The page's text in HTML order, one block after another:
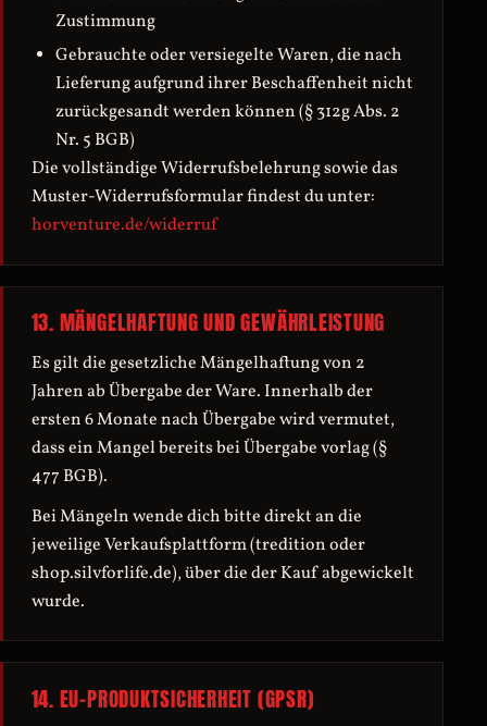
Zustimmung
Gebrauchte oder versiegelte Waren, die nach
Lieferung aufgrund ihrer Beschaffenheit nicht
zurückgesandt werden können (§ 312g Abs. 2
Nr. 5 BGB)
Die vollständige Widerrufsbelehrung sowie das
Muster-Widerrufsformular findest du unter:
horventure.de/widerruf
13. MÄNGELHAFTUNG UND GEWÄHRLEISTUNG
Es gilt die gesetzliche Mängelhaftung von 2
Jahren ab Übergabe der Ware. Innerhalb der
ersten 6 Monate nach Übergabe wird vermutet,
dass ein Mangel bereits bei Übergabe vorlag (§
477 BGB).
Bei Mängeln wende dich bitte direkt an die
jeweilige Verkaufsplattform (tredition oder
shop.silvforlife.de), über die der Kauf abgewickelt
wurde.
14. EU-PRODUKTSICHERHEIT (GPSR)